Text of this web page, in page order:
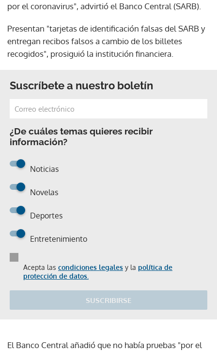
por el coronavirus", advirtió el Banco Central (SARB).
Presentan "tarjetas de identificación falsas del SARB y
entregan recibos falsos a cambio de los billetes
recogidos", prosiguió la institución financiera.
Suscríbete a nuestro boletín
¿De cuáles temas quieres recibir
información?
Noticias
Novelas
Deportes
Entretenimiento
Acepta las condiciones legales y la política de
protección de datos.
SUSCRIBIRSE
El Banco Central añadió que no había pruebas "por el